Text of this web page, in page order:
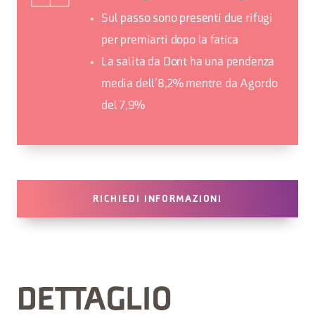
Sul passo sono presenti due rifugi
per premiarti dopo la fatica
La salita da Dont ha una pendenza
media dell’8,2% mentre da Agordo
del 7,9%
RICHIEDI INFORMAZIONI
DETTAGLIO